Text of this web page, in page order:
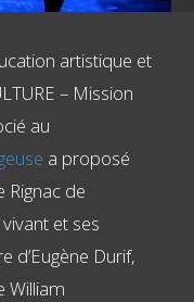
artistique et
– Mission
au
a proposé
Rignac de
et ses
d’Eugène Durif,
William